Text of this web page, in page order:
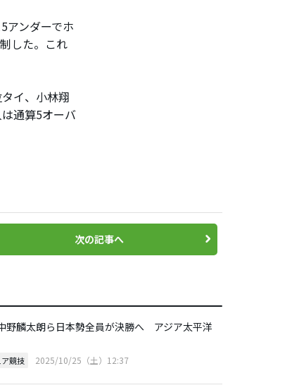
アンダーでホ
した。これ
イ、小林翔
通算5オーバ
次の記事へ
野麟太朗ら日本勢全員が決勝へ アジア太平洋
競技 2025/10/25（土）12:37